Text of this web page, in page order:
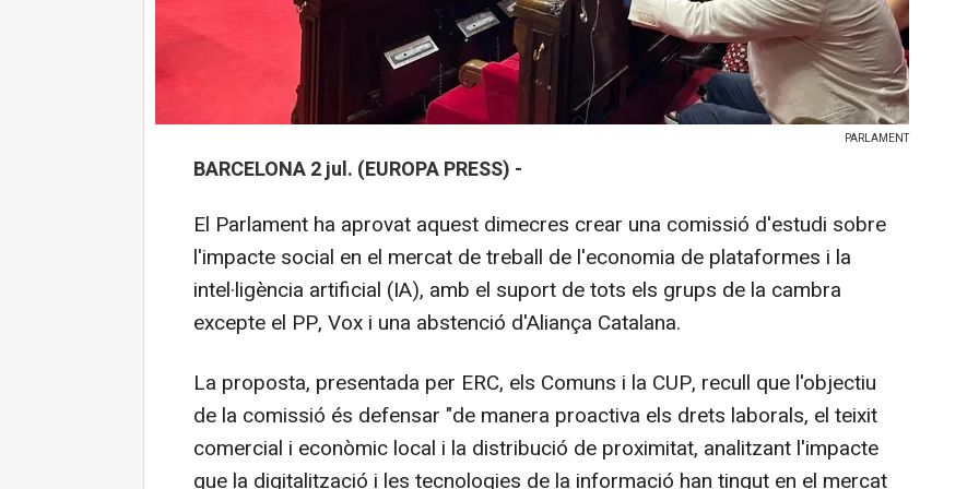
PARLAMENT
BARCELONA 2 jul. (EUROPA PRESS) -
El Parlament ha aprovat aquest dimecres crear una comissió d'estudi sobre
l'impacte social en el mercat de treball de l'economia de plataformes i la
intel·ligència artificial (IA), amb el suport de tots els grups de la cambra
excepte el PP, Vox i una abstenció d'Aliança Catalana.
La proposta, presentada per ERC, els Comuns i la CUP, recull que l'objectiu
de la comissió és defensar "de manera proactiva els drets laborals, el teixit
comercial i econòmic local i la distribució de proximitat, analitzant l'impacte
que la digitalització i les tecnologies de la informació han tingut en el mercat